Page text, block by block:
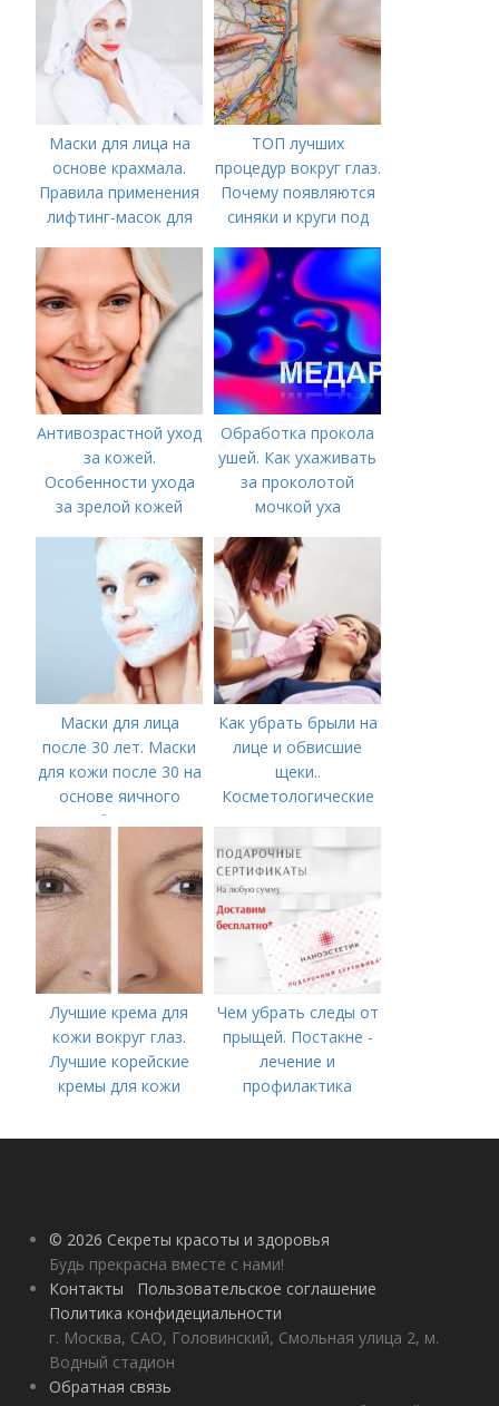
Маски для лица на
основе крахмала.
Правила применения
лифтинг-масок для
ТОП лучших
процедур вокруг глаз.
Почему появляются
синяки и круги под
Антивозрастной уход
за кожей.
Особенности ухода
за зрелой кожей
Обработка прокола
ушей. Как ухаживать
за проколотой
мочкой уха
Маски для лица
после 30 лет. Маски
для кожи после 30 на
основе яичного
белка
Как убрать брыли на
лице и обвисшие
щеки..
Косметологические
Лучшие крема для
кожи вокруг глаз.
Лучшие корейские
кремы для кожи
году
Чем убрать следы от
прыщей. Постакне -
лечение и
профилактика
© 2026 Секреты красоты и здоровья
Будь прекрасна вместе с нами!
Контакты
Пользовательское соглашение
Политика конфидециальности
г. Москва, САО, Головинский, Смольная улица 2, м.
Водный стадион
Обратная связь